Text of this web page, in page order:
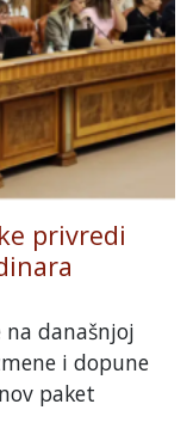
privredi
na današnjoj
i dopune
paket